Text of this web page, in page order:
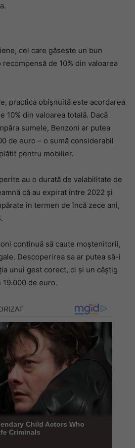
cel care găsește un bun
de 10% din valoarea
practica obișnuită este acordarea
10% din valoarea totală. Dacă
sumele, Benzoni ar putea
de euro – o sumă considerabil
pentru mobilier.
au o durată de valabilitate de
că au expirat între 2022 și
în termen de încă zece ani,
continuă să caute moștenitorii,
Descoperirea sa ar putea să-i
unui gest corect, ci și un câștig
de euro.